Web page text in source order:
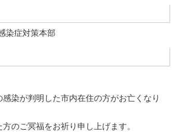
染症対策本部
染が判明した市内在住の方がお亡くなり
のご冥福をお祈り申し上げます。